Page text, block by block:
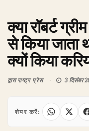
क्या रॉबर्ट
से किया जाता
क्यों किया
द्वाराराष्ट्र प्रेस 3 दिसंबर
शेयर करें: